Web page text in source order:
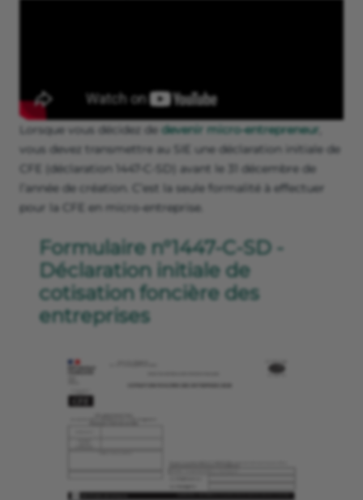
Lorsque vous décidez de devenir micro-entrepreneur
vous devez transmettre au SIE une déclaration initiale de
CFE (déclaration 1447-C-SD) avant le 31 décembre de
l’année de création. C’est la seule formalité à effectuer
pour la CFE en micro-entreprise.
Formulaire n°1447-C-SD -
Déclaration initiale de
cotisation foncière des
entreprises